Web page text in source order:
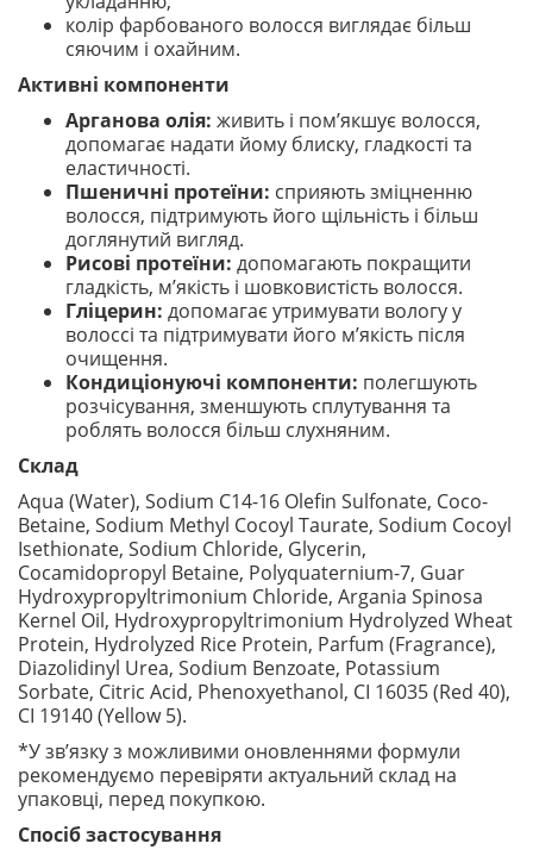
колір фарбованого волосся виглядає більш
сяючим і охайним.
Активні компоненти
Арганова олія: живить і пом’якшує волосся,
допомагає надати йому блиску, гладкості та
еластичності.
Пшеничні протеїни: сприяють зміцненню
волосся, підтримують його щільність і більш
доглянутий вигляд.
Рисові протеїни: допомагають покращити
гладкість, м’якість і шовковистість волосся.
Гліцерин: допомагає утримувати вологу у
волоссі та підтримувати його м’якість після
очищення.
Кондиціонуючі компоненти: полегшують
розчісування, зменшують сплутування та
роблять волосся більш слухняним.
Склад
Aqua (Water), Sodium C14-16 Olefin Sulfonate, Coco-
Betaine, Sodium Methyl Cocoyl Taurate, Sodium Cocoyl
Isethionate, Sodium Chloride, Glycerin,
Cocamidopropyl Betaine, Polyquaternium-7, Guar
Hydroxypropyltrimonium Chloride, Argania Spinosa
Kernel Oil, Hydroxypropyltrimonium Hydrolyzed Wheat
Protein, Hydrolyzed Rice Protein, Parfum (Fragrance),
Diazolidinyl Urea, Sodium Benzoate, Potassium
Sorbate, Citric Acid, Phenoxyethanol, CI 16035 (Red 40),
CI 19140 (Yellow 5).
*У зв’язку з можливими оновленнями формули
рекомендуємо перевіряти актуальний склад на
упаковці, перед покупкою.
Спосіб застосування